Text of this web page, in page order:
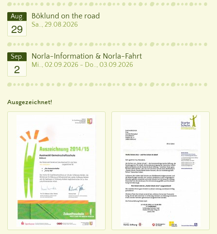
Aug.
29
Böklund on the road
Sa.., 29.08.2026
Sep.
2
Norla-Information & Norla-Fahrt
Mi.., 02.09.2026 - Do.., 03.09.2026
Ausgezeichnet!